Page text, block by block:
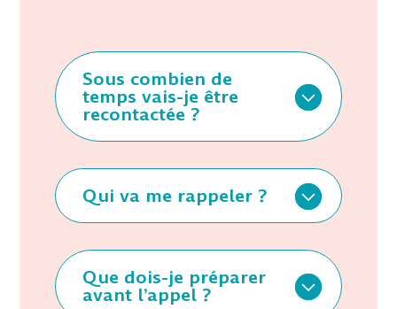
Sous combien de
temps vais-je être
recontactée ?
Qui va me rappeler ?
Que dois-je préparer
avant l’appel ?